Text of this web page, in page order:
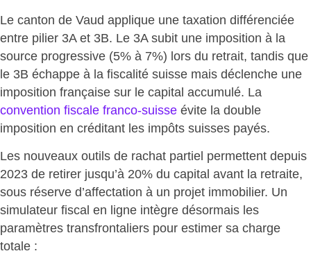
Le canton de Vaud applique une taxation différenciée
entre pilier 3A et 3B. Le 3A subit une imposition à la
source progressive (5% à 7%) lors du retrait, tandis que
le 3B échappe à la fiscalité suisse mais déclenche une
imposition française sur le capital accumulé. La
convention fiscale franco-suisse évite la double
imposition en créditant les impôts suisses payés.
Les nouveaux outils de rachat partiel permettent depuis
2023 de retirer jusqu’à 20% du capital avant la retraite,
sous réserve d’affectation à un projet immobilier. Un
simulateur fiscal en ligne intègre désormais les
paramètres transfrontaliers pour estimer sa charge
totale :